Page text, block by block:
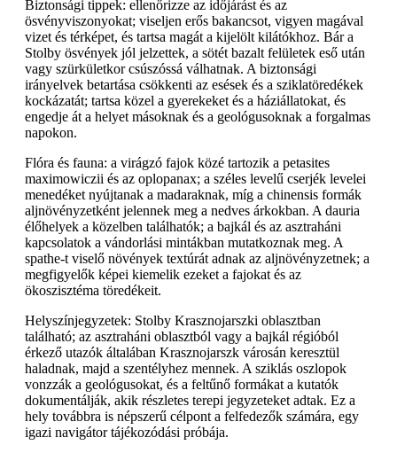
Biztonsági tippek: ellenőrizze az időjárást és az
ösvényviszonyokat; viseljen erős bakancsot, vigyen magával
vizet és térképet, és tartsa magát a kijelölt kilátókhoz. Bár a
Stolby ösvények jól jelzettek, a sötét bazalt felületek eső után
vagy szürkületkor csúszóssá válhatnak. A biztonsági
irányelvek betartása csökkenti az esések és a sziklatöredékek
kockázatát; tartsa közel a gyerekeket és a háziállatokat, és
engedje át a helyet másoknak és a geológusoknak a forgalmas
napokon.
Flóra és fauna: a virágzó fajok közé tartozik a petasites
maximowiczii és az oplopanax; a széles levelű cserjék levelei
menedéket nyújtanak a madaraknak, míg a chinensis formák
aljnövényzetként jelennek meg a nedves árkokban. A dauria
élőhelyek a közelben találhatók; a bajkál és az asztraháni
kapcsolatok a vándorlási mintákban mutatkoznak meg. A
spathe-t viselő növények textúrát adnak az aljnövényzetnek; a
megfigyelők képei kiemelik ezeket a fajokat és az
ökoszisztéma töredékeit.
Helyszínjegyzetek: Stolby Krasznojarszki oblasztban
található; az asztraháni oblasztból vagy a bajkál régióból
érkező utazók általában Krasznojarszk városán keresztül
haladnak, majd a szentélyhez mennek. A sziklás oszlopok
vonzzák a geológusokat, és a feltűnő formákat a kutatók
dokumentálják, akik részletes terepi jegyzeteket adtak. Ez a
hely továbbra is népszerű célpont a felfedezők számára, egy
igazi navigátor tájékozódási próbája.